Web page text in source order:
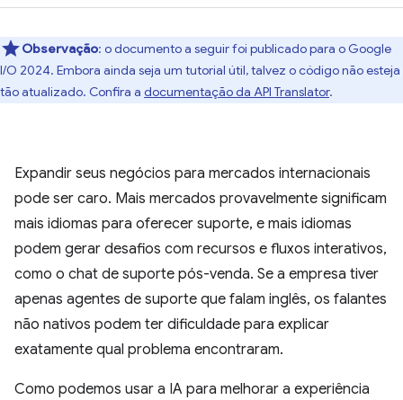
Observação: o documento a seguir foi publicado para o Google
I/O 2024. Embora ainda seja um tutorial útil, talvez o código não esteja
tão atualizado. Confira a documentação da API Translator.
Expandir seus negócios para mercados internacionais
pode ser caro. Mais mercados provavelmente significam
mais idiomas para oferecer suporte, e mais idiomas
podem gerar desafios com recursos e fluxos interativos,
como o chat de suporte pós-venda. Se a empresa tiver
apenas agentes de suporte que falam inglês, os falantes
não nativos podem ter dificuldade para explicar
exatamente qual problema encontraram.
Como podemos usar a IA para melhorar a experiência